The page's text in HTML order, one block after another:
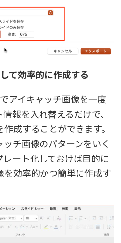
て効率的に作成する
アイキャッチ画像を一度
報を入れ替えるだけで、
成することができます。
チ画像のパターンをいく
ート化しておけば目的に
を効率的かつ簡単に作成す